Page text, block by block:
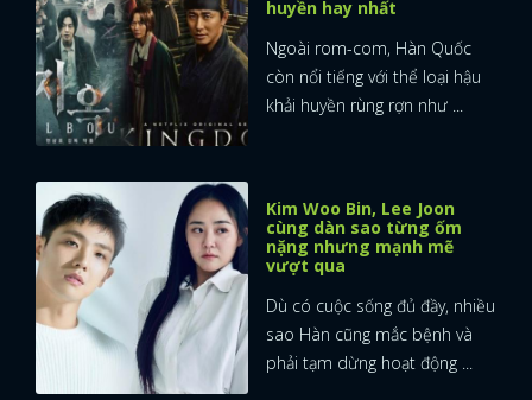
huyền hay nhất
Ngoài rom-com, Hàn Quốc
còn nổi tiếng với thể loại hậu
khải huyền rùng rợn như ...
Kim Woo Bin, Lee Joon
cùng dàn sao từng ốm
nặng nhưng mạnh mẽ
vượt qua
Dù có cuộc sống đủ đầy, nhiều
sao Hàn cũng mắc bệnh và
phải tạm dừng hoạt động ...